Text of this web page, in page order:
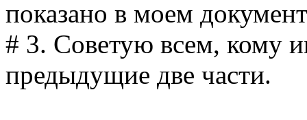
показано в моем
# 3. Советую всем, кому
предыдущие две части.